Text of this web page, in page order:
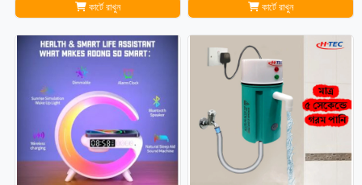
কার্টে রাখুন কার্টে রাখুন